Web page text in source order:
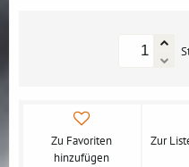
Zu Favoriten
hinzufügen
Zur